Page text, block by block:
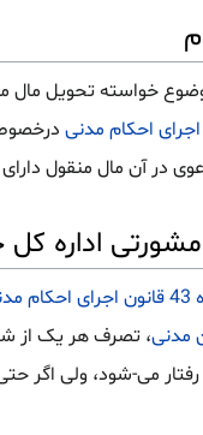
خواسته تحویل مال
در آن مال منقول
اداره
، تصرف هر یک از
می-شود، ولی اگر